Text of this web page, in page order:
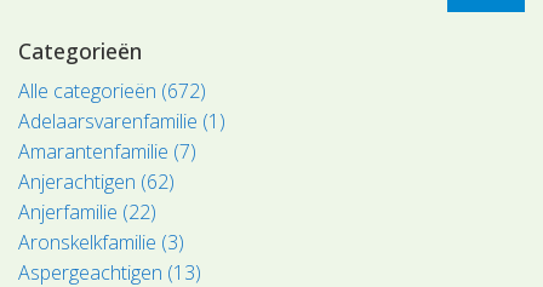
Categorieën
Alle categorieën (672)
Adelaarsvarenfamilie (1)
Amarantenfamilie (7)
Anjerachtigen (62)
Anjerfamilie (22)
Aronskelkfamilie (3)
Aspergeachtigen (13)